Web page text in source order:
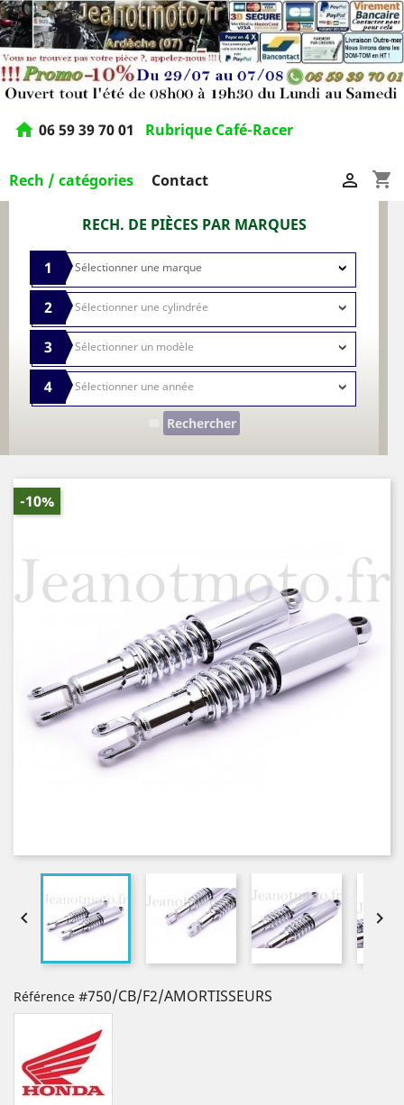
home 06 59 39 70 01 Rubrique Café-Racer
Rech / catégories Contact shopping_cart

RECH. DE PIÈCES PAR MARQUES
1
2
3
4
Rechercher
-10%
 
Référence #750/CB/F2/AMORTISSEURS